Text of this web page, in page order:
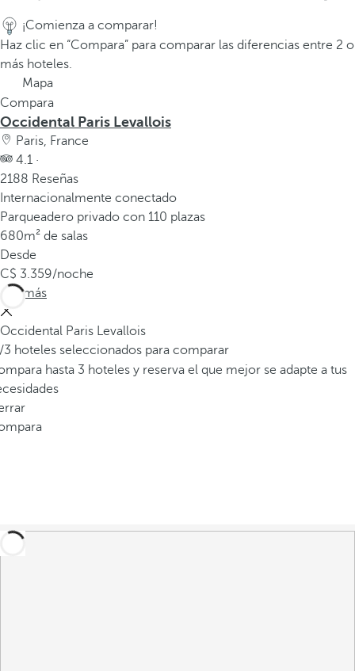
a
p
m
e
r
a
o
c
i
ó
n
d
l
a
e
¡Comienza a comparar!
Haz clic en “Compara” para comparar las diferencias entre 2 o
más hoteles.
Mapa
Compara
Occidental Paris Levallois
Paris, France
4.1 ·
2188 Reseñas
Internacionalmente conectado
Parqueadero privado con 110 plazas
680m² de salas
Desde
3.359/noche
Ver más
Occidental Paris Levallois
/3 hoteles seleccionados para comparar
hasta 3 hoteles y reserva el que mejor se adapte a tus